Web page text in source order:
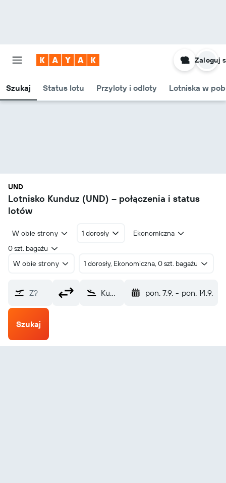
Szukaj Status lotu Przyloty i odloty Lotniska w
Zaloguj
UND
Lotnisko Kunduz (UND) – połączenia i status
lotów
W obie strony 1 dorosły
Ekonomiczna
0 szt. bagażu
W obie strony
1 dorosły, Ekonomiczna, 0 szt. bagażu
Z? Kunduz (UND) pon. 7.9. - pon. 14.9.
Szukaj